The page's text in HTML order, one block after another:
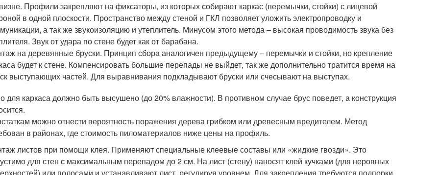
Профили закрепляют на фиксаторы, из которых собирают каркас (перемычки, стойки) с лицевой
в одной плоскости. Пространство между стеной и ГКЛ позволяет уложить электропроводку и
а так же звукоизоляцию и утеплитель. Минусом этого метода – высокая проводимость звука без
Звук от удара по стене будет как от барабана.
на деревянные бруски. Принцип сбора аналогичен предыдущему – перемычки и стойки, но крепление
будет к стене. Компенсировать большие перепады не выйдет, так же дополнительно тратится время на
выступающих частей. Для выравнивания подкладывают бруски или счесывают на выступах.
для каркаса должно быть высушено (до 20% влажности). В противном случае брус поведет, а конструкция
можно отнести вероятность поражения дерева грибком или древесным вредителем. Метод
в районах, где стоимость пиломатериалов ниже цены на профиль.
листов при помощи клея. Применяют специальные клеевые составы или «жидкие гвозди». Это
для стен с максимальным перепадом до 2 см. На лист (стену) наносят клей кучками (для неровных